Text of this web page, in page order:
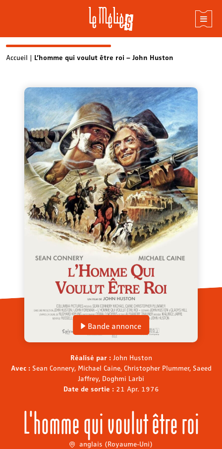
SkipAccueil | L’homme qui voulut être roi – John Huston
Bande annonce
Réalisé par : John Huston
Avec : Sean Connery, Michael Caine, Christopher Plummer, Saeed
Jaffrey, Doghmi Larbi
Date de sortie : 21 Apr. 1976
L'homme qui voulut être roi
anglais (Royaume-Uni)